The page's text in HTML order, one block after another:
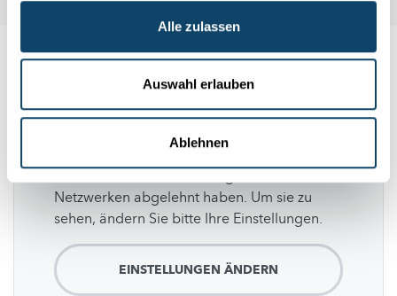
Alle zulassen
Auswahl erlauben
Ablehnen
science.lu
Netzwerken abgelehnt haben. Um sie zu
sehen, ändern Sie bitte Ihre Einstellungen.
EINSTELLUNGEN ÄNDERN